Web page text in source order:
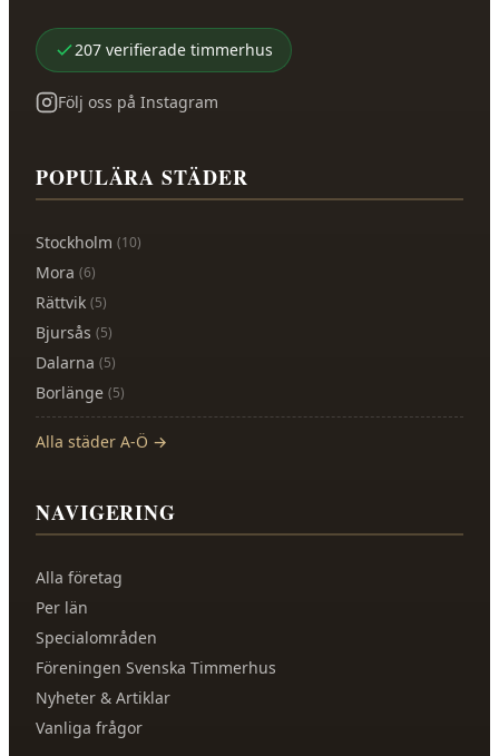
207 verifierade timmerhus
Följ oss på Instagram
POPULÄRA STÄDER
Stockholm (10)
Mora (6)
Rättvik (5)
Bjursås (5)
Dalarna (5)
Borlänge (5)
Alla städer A-Ö →
NAVIGERING
Alla företag
Per län
Specialområden
Föreningen Svenska Timmerhus
Nyheter & Artiklar
Vanliga frågor